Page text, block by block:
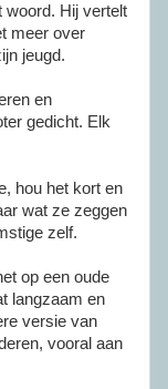
woord. Hij vertelt
meer over
jeugd.
en
gedicht. Elk
hou het kort en
wat ze zeggen
zelf.
op een oude
langzaam en
versie van
vooral aan